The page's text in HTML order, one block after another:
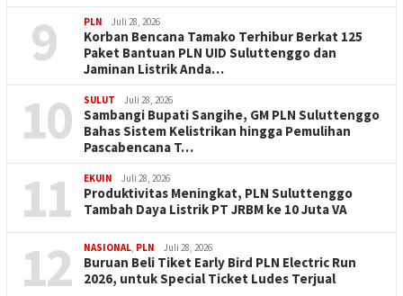
9 PLN Juli 28, 2026
Korban Bencana Tamako Terhibur Berkat 125
Paket Bantuan PLN UID Suluttenggo dan
Jaminan Listrik Anda…
10 SULUT Juli 28, 2026
Sambangi Bupati Sangihe, GM PLN Suluttenggo
Bahas Sistem Kelistrikan hingga Pemulihan
Pascabencana T…
11 EKUIN Juli 28, 2026
Produktivitas Meningkat, PLN Suluttenggo
Tambah Daya Listrik PT JRBM ke 10 Juta VA
12 NASIONAL, PLN Juli 28, 2026
Buruan Beli Tiket Early Bird PLN Electric Run
2026, untuk Special Ticket Ludes Terjual